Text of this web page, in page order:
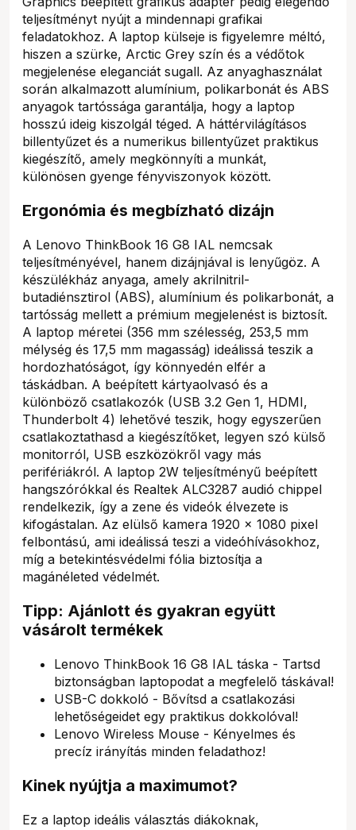
teljesítményt nyújt a mindennapi grafikai
feladatokhoz. A laptop külseje is figyelemre méltó,
hiszen a szürke, Arctic Grey szín és a védőtok
megjelenése eleganciát sugall. Az anyaghasználat
során alkalmazott alumínium, polikarbonát és ABS
anyagok tartóssága garantálja, hogy a laptop
hosszú ideig kiszolgál téged. A háttérvilágításos
billentyűzet és a numerikus billentyűzet praktikus
kiegészítő, amely megkönnyíti a munkát,
különösen gyenge fényviszonyok között.
Ergonómia és megbízható dizájn
A Lenovo ThinkBook 16 G8 IAL nemcsak
teljesítményével, hanem dizájnjával is lenyűgöz. A
készülékház anyaga, amely akrilnitril-
butadiénsztirol (ABS), alumínium és polikarbonát, a
tartósság mellett a prémium megjelenést is biztosít.
A laptop méretei (356 mm szélesség, 253,5 mm
mélység és 17,5 mm magasság) ideálissá teszik a
hordozhatóságot, így könnyedén elfér a
táskádban. A beépített kártyaolvasó és a
különböző csatlakozók (USB 3.2 Gen 1, HDMI,
Thunderbolt 4) lehetővé teszik, hogy egyszerűen
csatlakoztathasd a kiegészítőket, legyen szó külső
monitorról, USB eszközökről vagy más
perifériákról. A laptop 2W teljesítményű beépített
hangszórókkal és Realtek ALC3287 audió chippel
rendelkezik, így a zene és videók élvezete is
kifogástalan. Az elülső kamera 1920 x 1080 pixel
felbontású, ami ideálissá teszi a videóhívásokhoz,
míg a betekintésvédelmi fólia biztosítja a
magánéleted védelmét.
Tipp: Ajánlott és gyakran együtt
vásárolt termékek
Lenovo ThinkBook 16 G8 IAL táska - Tartsd
biztonságban laptopodat a megfelelő táskával!
USB-C dokkoló - Bővítsd a csatlakozási
lehetőségeidet egy praktikus dokkolóval!
Lenovo Wireless Mouse - Kényelmes és
precíz irányítás minden feladathoz!
Kinek nyújtja a maximumot?
Ez a laptop ideális választás diákoknak,